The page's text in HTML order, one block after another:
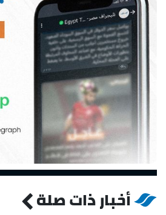
أخبار ذات صلة